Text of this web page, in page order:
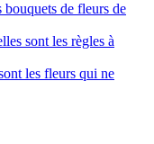
de fleurs de
sont les règles à
les fleurs qui ne